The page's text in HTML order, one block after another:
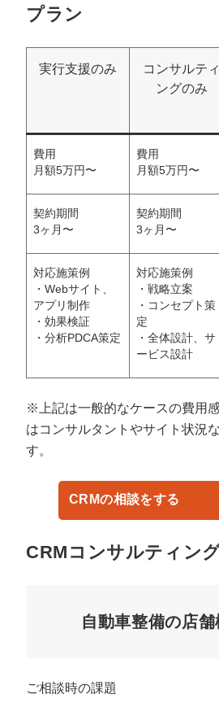
プラン
実行支援のみ
コンサルティ
ングのみ
費用
月額5万円〜
費用
月額5万円〜
契約期間
3ヶ月〜
契約期間
3ヶ月〜
対応施策例
・Webサイト、
アプリ制作
・効果検証
・分析PDCA策定
対応施策例
・戦略立案
・コンセプト策
定
・全体設計、サ
ービス設計
※上記は一般的なケースの費用
はコンサルタントやサイト状況
す。
CRMの相談をする
CRMコンサルティン
自動車整備の店舗
ご相談時の課題